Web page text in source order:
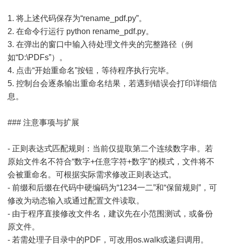
1. 将上述代码保存为“rename_pdf.py”。
2. 在命令行运行 python rename_pdf.py。
3. 在弹出的窗口中输入待处理文件夹的完整路径（例
如“D:\PDFs”）。
4. 点击“开始重命名”按钮，等待程序执行完毕。
5. 控制台会逐条输出重命名结果，若遇到错误会打印详细信
息。
### 注意事项与扩展
- 正则表达式匹配规则：当前仅提取第二个连续数字串。若
原始文件名不符合“数字+任意字符+数字”的模式，文件将不
会被重命名。可根据实际需求修改正则表达式。
- 前缀和后缀在代码中硬编码为“1234一二”和“保留规则”，可
修改为动态输入或通过配置文件读取。
- 由于程序直接修改文件名，建议先在小范围测试，或备份
原文件。
- 若需处理子目录中的PDF，可改用os.walk或递归调用。